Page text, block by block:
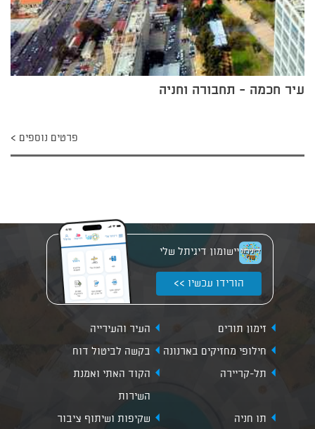
עיר חכמה - תחבורה וחניה
פרטים נוספים
יישומון דיגיתל שלי
הורידו עכשיו >>
זימון תורים
העיר והעירייה
חילופי מחזיקים בארנונה
בקשה לביטול דוח
תל-קריירה
הקוד האתי ואמנת
השירות
תו חניה
שקיפות ושיתוף ציבור